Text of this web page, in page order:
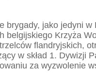
brygady, jako jedyni
belgijskiego Krzyża
flandryjskich,
w skład 1. Dywizji
za wyzwolenie